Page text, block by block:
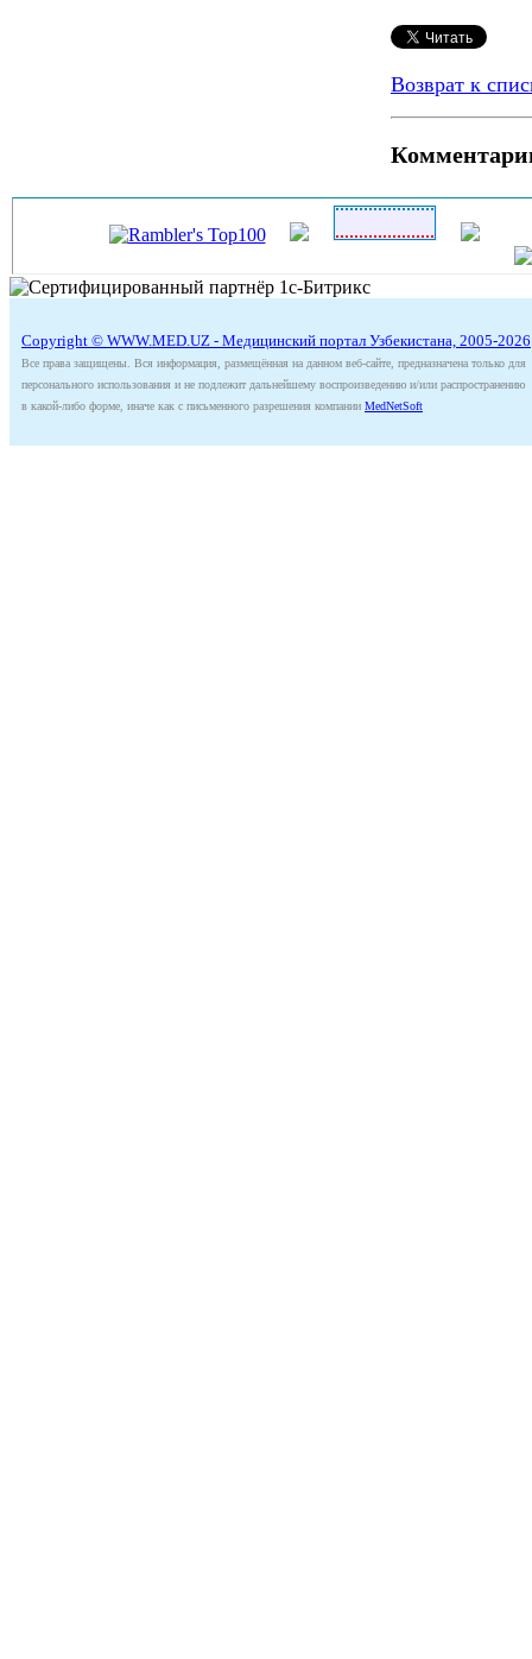
Возврат к
Copyright © WWW.MED.UZ - Медицинский портал Узбекистана, 2005-2026
Все права защищены. Вся информация, размещённая на данном веб-сайте, предназначена только для
персонального использования и не подлежит дальнейшему воспроизведению и/или распространению
в какой-либо форме, иначе как с письменного разрешения компании MedNetSoft